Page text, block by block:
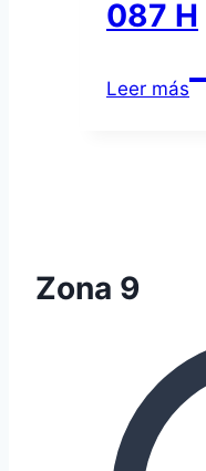
087 H
Leer más
Zona 9